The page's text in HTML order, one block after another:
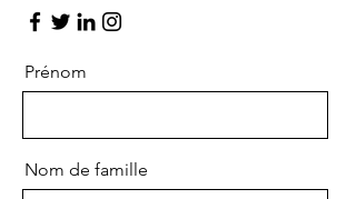
Prénom
Nom de famille